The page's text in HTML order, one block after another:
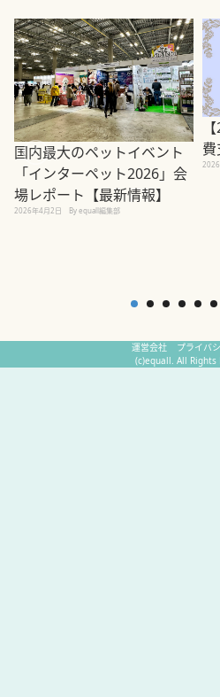
国内最大のペットイベント
「インターペット2026」会
場レポート【最新情報】
2026年4月2日 By equall編集部
運営会社
プライバ
(c)equall. All Rights